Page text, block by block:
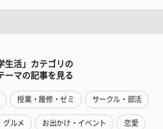
生活」カテゴリの
ーマの記事を見る
授業・履修・ゼミ サークル・部活
グルメ お出かけ・イベント 恋愛